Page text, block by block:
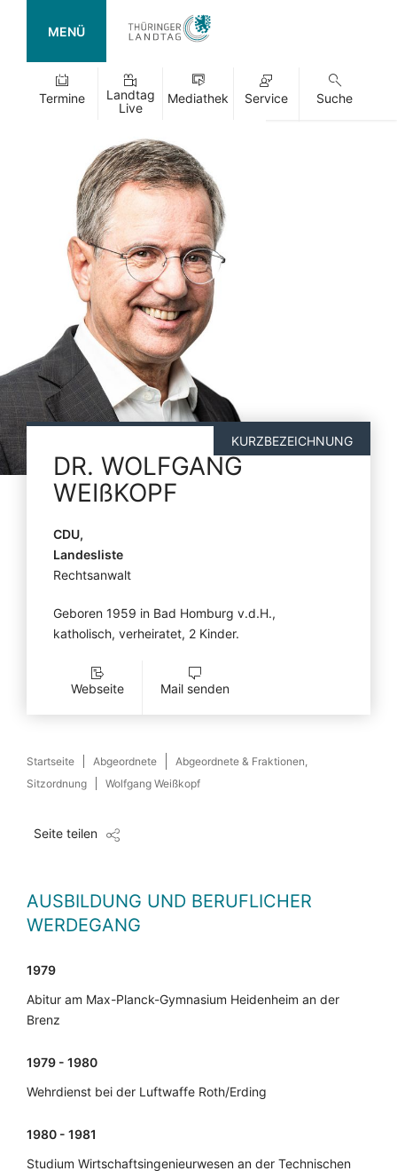
MENÜ
Termine
Landtag
Live
Mediathek Service Suche
KURZBEZEICHNUNG
DR. WOLFGANG
WEIßKOPF
CDU,
Landesliste
Rechtsanwalt
Geboren 1959 in Bad Homburg v.d.H.,
katholisch, verheiratet, 2 Kinder.
Webseite Mail senden
Startseite Abgeordnete
Abgeordnete & Fraktionen,
Sitzordnung
Wolfgang Weißkopf
Seite teilen
AUSBILDUNG UND BERUFLICHER
WERDEGANG
1979
Abitur am Max-Planck-Gymnasium Heidenheim an der
Brenz
1979 - 1980
Wehrdienst bei der Luftwaffe Roth/Erding
1980 - 1981
Studium Wirtschaftsingenieurwesen an der Technischen